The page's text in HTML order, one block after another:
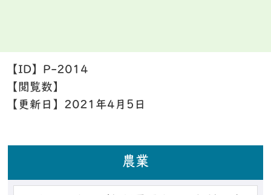
【ID】 P-2014
【閲覧数】
【更新日】 2021年4月5日
農業